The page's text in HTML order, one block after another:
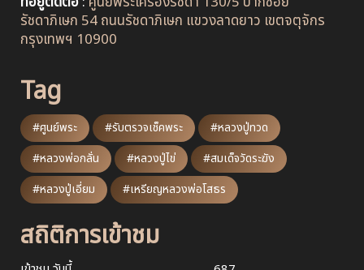
รัชดาภิเษก 54 ถนนรัชดาภิเษก แขวงลาดยาว เขตจตุจักร
กรุงเทพฯ 10900
Tag
#ศูนย์พระ #รับตรวจเช็คพระ
#หลวงปู่ทวด
#หลวงพ่อกลั่น
#หลวงปู่ไข่
#สมเด็จวัดระฆัง
#หลวงปู่เอี่ยม
#เหรียญหลวงพ่อโสธร
สถิติการเข้าชม